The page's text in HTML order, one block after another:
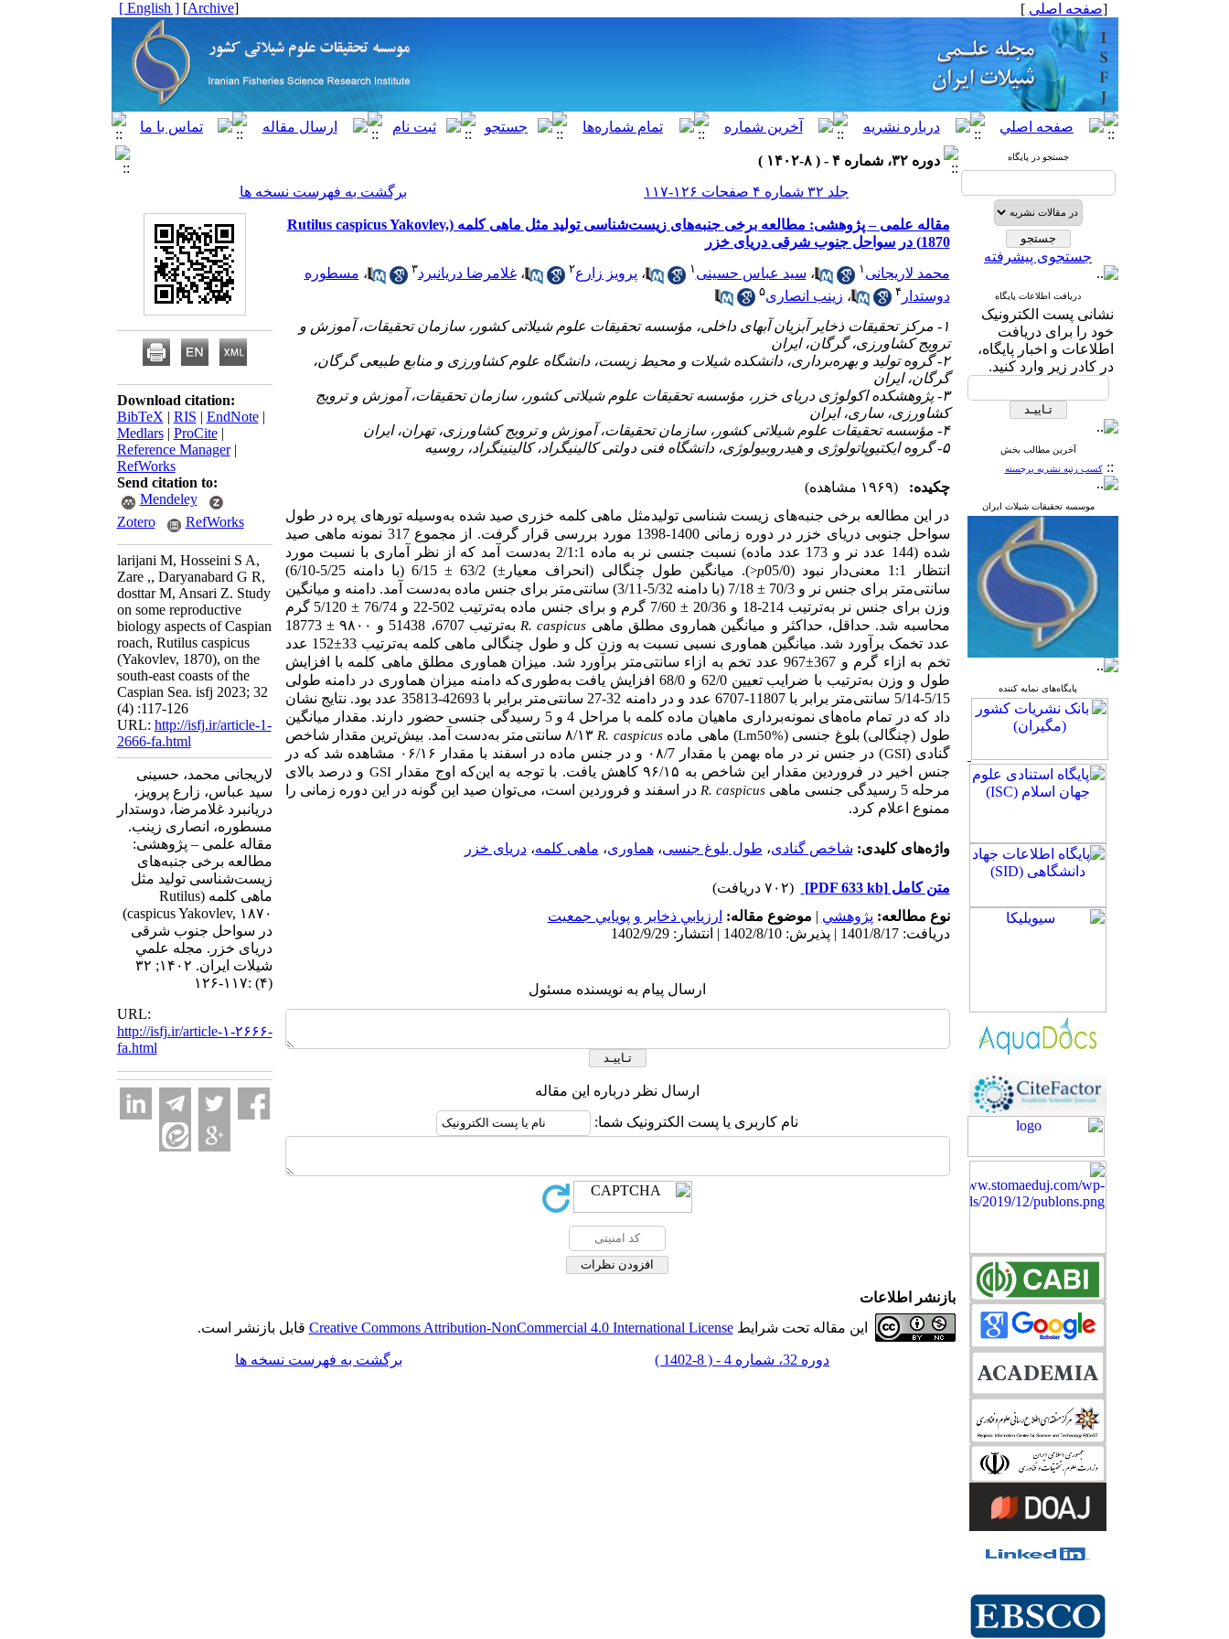
[صفحه اصلی ]
[
Archive
]
[ English ]
جستجو در پایگاه
جستجوی پیشرفته
دریافت اطلاعات پایگاه
نشانی پست الکترونیک
خود را برای دریافت
اطلاعات و اخبار پایگاه،
در کادر زیر وارد کنید.
آخرین مطالب بخش
::کسب رتبه نشریه برجسته
موسسه تحقیقات شیلات ایران
پایگاه‌های نمایه کننده
دوره ۳۲، شماره ۴ - ( ۸-۱۴۰۲ )
جلد ۳۲ شماره ۴ صفحات ۱۲۶-۱۱۷
برگشت به فهرست نسخه ها
مقاله علمی – پژوهشی:‌ مطالعه برخی جنبه‌‌های زیست‌شناسی تولید مثل ماهی کلمه (Rutilus caspicus Yakovlev,
1870) در سواحل جنوب شرقی دریای خزر
محمد لاریجانی ۱ ، سید عباس حسینی ۱ ، پرویز زارع۲ ،غلامرضا دریانبرد۳ ، مسطوره
دوستدار۴ ، زینب انصاری۵
۱- مرکز تحقیقات ذخایر آبزیان آبهای داخلی، مؤسسه تحقیقات علوم شیلاتی کشور، سازمان تحقیقات، آموزش و
ترویج کشاورزی، گرگان، ایران
۲- گروه تولید و بهره‌‌برداری، دانشکده شیلات و محیط زیست، دانشگاه علوم کشاورزی و منابع طبیعی گرگان،
گرگان، ایران
۳- پژوهشکده اکولوژی دریای خزر، مؤسسه تحقیقات علوم شیلاتی کشور، سازمان تحقیقات، آموزش و ترویج
کشاورزی، ساری، ایران
۴- مؤسسه تحقیقات علوم شیلاتی کشور، سازمان تحقیقات، آموزش و ترویج کشاورزی، تهران، ایران
۵- گروه ایکتیوپاتولوژی و هیدروبیولوژی، دانشگاه فنی دولتی کالینیگراد، کالینینگراد، روسیه
چکیده:
(۱۹۶۹ مشاهده)
در این مطالعه برخی جنبه‌‌های زیست شناسی تولیدمثل ماهی کلمه خزری صید شده به‌وسیله تورهای پره در طول
سواحل جنوبی دریای خزر در دوره زمانی 1400-1398 مورد بررسی قرار گرفت. از مجموع 317 نمونه ماهی صید
شده (144 عدد نر و 173 عدد ماده) نسبت جنسی نر به ماده 2/1:1 به‌دست آمد که از نظر آماری با نسبت مورد
انتظار 1:1 معنی‌دار نبود (05/0
p
>). میانگین طول چنگالی (انحراف معیار ±
) 63/2
±
6/15 (با دامنه 5/25-6/10)
سانتی‌متر برای جنس نر و 70/3
±
7/18 (با دامنه 5/32-3/11) سانتی‌متر برای جنس ماده به‌دست آمد. دامنه و میانگین
وزن برای جنس نر به‌ترتیب 214-18 و 20/36
±7/60 گرم و برای جنس ماده به‌ترتیب 502-22 و 76/74 ±
5/120 گرم
محاسبه شد. حداقل، حداکثر و میانگین هماروی مطلق ماهی R. caspicus به‌ترتیب 6707، 51438 و ۹۸۰۰ ±
18773
عدد تخمک برآورد شد. میانگین هماوری نسبی نسبت به وزن کل و طول چنگالی ماهی کلمه به‌ترتیب 33
±
152 عدد
تخم به ازاء گرم و 367
±
967 عدد تخم به ازاء سانتی‌متر برآورد شد. میزان هماوری مطلق ماهی کلمه با افزایش
طول و وزن به‌ترتیب با ضرایب تعیین 62/0 و 68/0 افزایش یافت به‌طوری‌که دامنه میزان هماوری در دامنه طولی
5/15-5/14 سانتی‌متر برابر با 11807-6707 عدد و در دامنه 32-27 سانتی‌متر برابر با 42693-35813 عدد بود. نتایج نشان
داد که در تمام ماه‌های نمونه‌برداری ماهیان مادهکلمه با
مراحل 4 و 5 رسیدگی جنسی حضور دارند. مقدار میانگین
طول (چنگالی) بلوغ جنسی (Lm50%) ماهی مادهR. caspicus
۸/۱۳ سانتی‌متر به‌دست آمد. بیش‌ترین مقدار شاخص
گنادی (GSI
) در جنس نر در ماه بهمن با مقدار ۰۸/7 و در جنس ماده در اسفند با مقدار ۰۶/۱۶ مشاهده شد که در
جنس اخیر در فروردین مقدار این شاخص به ۹۶/۱۵ کاهش یافت. با توجه به این‌که اوج مقدار
GSI و درصد بالای
مرحله 5 رسیدگی جنسی ماهی
R. caspicus در اسفند و فروردین است، می‌‌توان صید این گونه در این دوره زمانی را
ممنوع اعلام کرد.
واژه‌های کلیدی: شاخص گنادی، طول بلوغ جنسی،هماوری، ماهی کلمه،دریای خزر
متن کامل[PDF 633 kb]
(۷۰۲ دریافت)
نوع مطالعه: پژوهشي | موضوع مقاله: ارزيابي ذخاير و پويايي جمعيت
دریافت: 1401/8/17 | پذیرش: 1402/8/10 | انتشار: 1402/9/29
ارسال پیام به نویسنده مسئول
ارسال نظر درباره این مقاله
نام کاربری یا پست الکترونیک شما:
Download citation:
BibTeX | RIS | EndNote|
Medlars| ProCite|
Reference Manager|
RefWorks
Send citation to:
Mendeley
Zotero
RefWorks
larijani M, Hosseini S A,
Zare ,, Daryanabard G R,
dosttar M, Ansari Z. Study
on some reproductive
biology aspects of Caspian
roach, Rutilus caspicus
(Yakovlev, 1870), on the
south-east coasts of the
Caspian Sea. isfj 2023; 32
(4) :117-126
URL: http://isfj.ir/article-1-
2666-fa.html
لاریجانی محمد، حسینی
سید عباس، زارع پرویز،
دریانبرد غلامرضا، دوستدار
مسطوره، انصاری زینب.
مقاله علمی – پژوهشی:‌
مطالعه برخی جنبه‌‌های
زیست‌شناسی تولید مثل
ماهی کلمه (Rutilus
caspicus Yakovlev, ۱۸۷۰)
در سواحل جنوب شرقی
دریای خزر. مجله علمي
شيلات ايران. ۱۴۰۲; ۳۲
(۴) :۱۱۷-۱۲۶
URL:
http://isfj.ir/article-۱-۲۶۶۶-
fa.html
بازنشر اطلاعات
این مقاله تحت شرایطCreative Commons Attribution-NonCommercial 4.0 International License قابل بازنشر است.
دوره 32، شماره 4 - ( 8-1402 ) برگشت به فهرست نسخه ها